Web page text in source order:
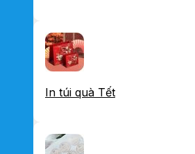
In túi quà Tết